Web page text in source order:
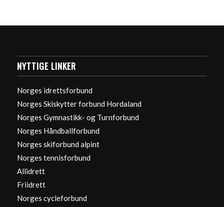
NYTTIGE LINKER
Norges idrettsforbund
Norges Skiskytter forbund Hordaland
Norges Gymnastikk- og Turnforbund
Norges Håndballforbund
Norges skiforbund alpint
Norges tennisforbund
Allidrett
Friidrett
Norges cycleforbund